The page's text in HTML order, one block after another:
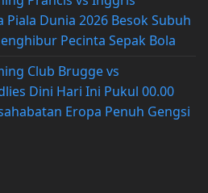
Dunia 2026 Besok Subuh
Pecinta Sepak Bola
Club Brugge vs
Dini Hari Ini Pukul 00.00
Eropa Penuh Gengsi